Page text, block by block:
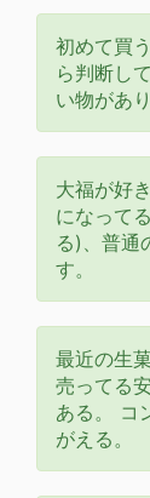
初めて買
ら判断し
い物があ
大福が好
になって
る)、普通
す。
最近の生
売ってる
ある。 コ
がえる。